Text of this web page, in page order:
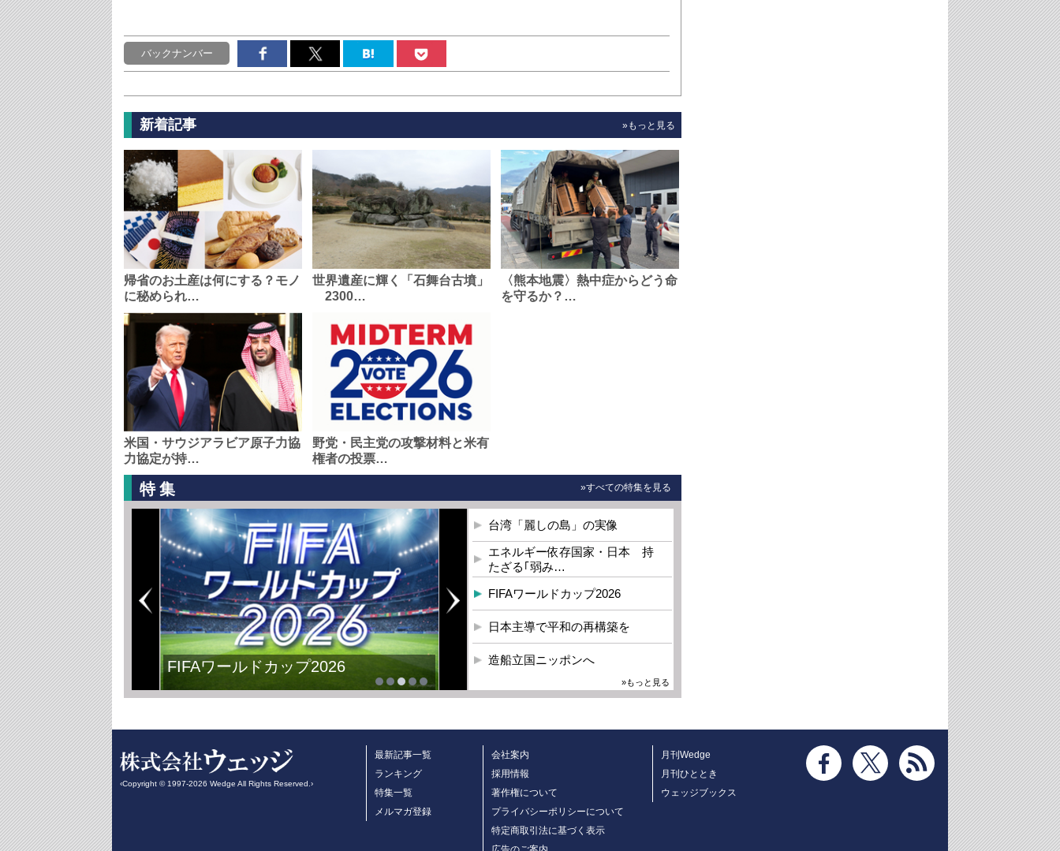
バックナンバー
新着記事 »もっと見る
帰省のお土産は何にする？モノ
に秘められ…
世界遺産に輝く「石舞台古墳」
2300…
〈熊本地震〉熱中症からどう命
を守るか？…
米国・サウジアラビア原子力協
力協定が持…
野党・民主党の攻撃材料と米有
権者の投票…
特集 »すべての特集を見る
FIFAワールドカップ2026
台湾「麗しの島」の実像
エネルギー依存国家・日本 持
たざる｢弱み…
FIFAワールドカップ2026
日本主導で平和の再構築を
造船立国ニッポンへ
»もっと見る
‹Copyright © 1997-2026 Wedge All Rights Reserved.›
最新記事一覧
ランキング
特集一覧
メルマガ登録
会社案内
採用情報
著作権について
プライバシーポリシーについて
特定商取引法に基づく表示
月刊Wedge
月刊ひととき
ウェッジブックス